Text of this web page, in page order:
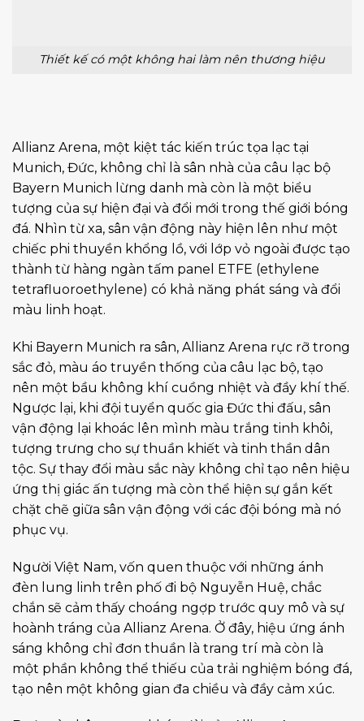
Thiết kế có một không hai làm nên thương hiệu
Allianz Arena, một kiệt tác kiến trúc tọa lạc tại
Munich, Đức, không chỉ là sân nhà của câu lạc bộ
Bayern Munich lừng danh mà còn là một biểu
tượng của sự hiện đại và đổi mới trong thế giới bóng
đá. Nhìn từ xa, sân vận động này hiện lên như một
chiếc phi thuyền khổng lồ, với lớp vỏ ngoài được tạo
thành từ hàng ngàn tấm panel ETFE (ethylene
tetrafluoroethylene) có khả năng phát sáng và đổi
màu linh hoạt.
Khi Bayern Munich ra sân, Allianz Arena rực rỡ trong
sắc đỏ, màu áo truyền thống của câu lạc bộ, tạo
nên một bầu không khí cuồng nhiệt và đầy khí thế.
Ngược lại, khi đội tuyển quốc gia Đức thi đấu, sân
vận động lại khoác lên mình màu trắng tinh khôi,
tượng trưng cho sự thuần khiết và tinh thần dân
tộc. Sự thay đổi màu sắc này không chỉ tạo nên hiệu
ứng thị giác ấn tượng mà còn thể hiện sự gắn kết
chặt chẽ giữa sân vận động với các đội bóng mà nó
phục vụ.
Người Việt Nam, vốn quen thuộc với những ánh
đèn lung linh trên phố đi bộ Nguyễn Huệ, chắc
chắn sẽ cảm thấy choáng ngợp trước quy mô và sự
hoành tráng của Allianz Arena. Ở đây, hiệu ứng ánh
sáng không chỉ đơn thuần là trang trí mà còn là
một phần không thể thiếu của trải nghiệm bóng đá,
tạo nên một không gian đa chiều và đầy cảm xúc.